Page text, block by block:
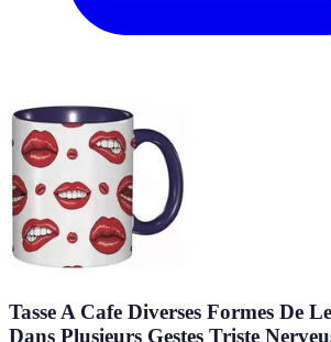
Tasse A Cafe Diverses Formes De
Dans Plusieurs Gestes Triste